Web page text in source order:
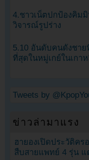
4.ชาวเน็ตปกป้องคิม
วิจารณ์รูปร่าง
5.10 อันดับคนดังชา
ที่สุดในหมู่เกย์ในเกา
Tweets by
ข่าวล่ามาแรง
ฮายองเปิดประวัติคร
สืบสายแพทย์ 4 รุ่น แ